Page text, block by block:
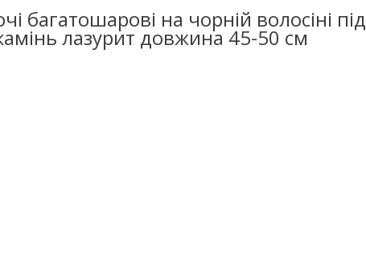
багатошарові на чорній волосіні під
лазурит довжина 45-50 см